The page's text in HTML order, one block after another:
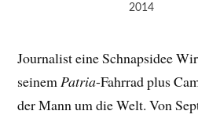
2014
Journalist eine Schnapsidee
seinemPatria-Fahrrad plus
der Mann um die Welt. Von